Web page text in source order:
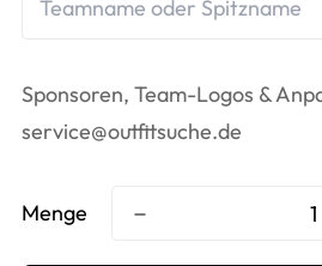
Sponsoren, Team-Logos &
service@outfitsuche.de
Menge